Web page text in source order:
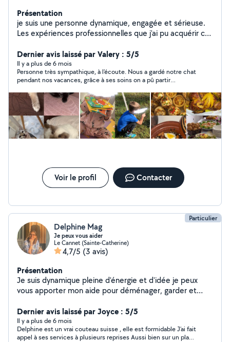
Présentation
je suis une personne dynamique, engagée et sérieuse.
Les expériences professionnelles que j'ai pu acquérir ces
efficace et opérationnelle,et vous pourrez compter sur
ma motivation pour la réalisation de toutes les tâches
que vous me confierez. Je m'adapter facilement à la
personnalité de vos enfants. Je serai égalament
disponible pour garder vos chats,chiens vous pouvez
compter sur moi pour faire le travail bien comme il faut
Je suis passionnée de cuisine ,si vous voulez
commander des plats délicieux et healthy n'hésitez pas
à me contactez
Dernier avis laissé par Valery : 5/5
Il y a plus de 6 mois
Personne très sympathique, à l'écoute. Nous a gardé notre chat
pendant nos vacances, grâce à ses soins on a pû partir
Encore un merci et à une prochaine!
Voir le profil Contacter
Particulier
Delphine Mag
Je peux vous aider
Le Cannet (Sainte-Catherine)
4,7/5 (3 avis)
Présentation
Je suis dynamique pleine d'énergie et d'idée je peux
vous apporter mon aide pour déménager, garder et
votre appartement en courte durée, bref être votre
assistante personnelle je suis un couteau suisse
Dernier avis laissé par Joyce : 5/5
Il y a plus de 6 mois
Delphine est un vrai couteau suisse , elle est formidable J’ai fait
appel à ses services à plusieurs reprises Aussi bien sur un plan